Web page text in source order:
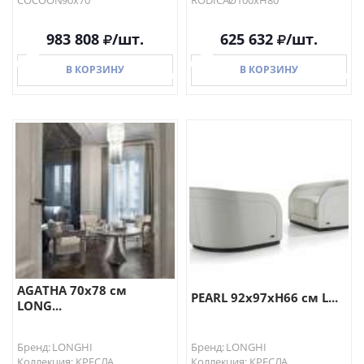
983 808 /шт.
В КОРЗИНУ
В КОРЗИНУ
625 632 /шт.
В КОРЗИНУ
AGATHA 70х78 см
LONG...
Бренд: LONGHI
PEARL 92х97хН66 см L...
Бренд: LONGHI